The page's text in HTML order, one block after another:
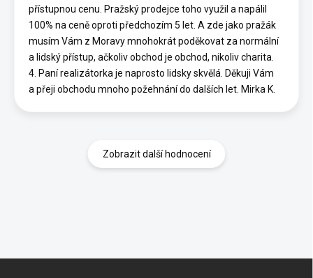
přístupnou cenu. Pražský prodejce toho využil a napálil
100% na ceně oproti předchozím 5 let. A zde jako pražák
musím Vám z Moravy mnohokrát poděkovat za normální
a lidský přístup, ačkoliv obchod je obchod, nikoliv charita.
4. Paní realizátorka je naprosto lidsky skvělá. Děkuji Vám
a přeji obchodu mnoho požehnání do dalších let. Mirka K.
Zobrazit další hodnocení